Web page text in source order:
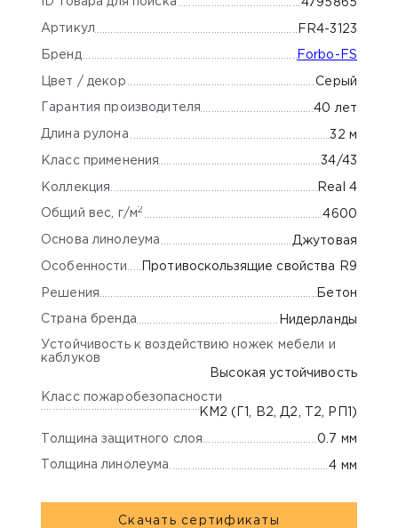
ID товара для поиска 4795865
Артикул FR4-3123
Бренд Forbo-FS
Цвет / декор Серый
Гарантия производителя 40 лет
Длина рулона 32 м
Класс применения 34/43
Коллекция Real 4
Общий вес, г/м 2 4600
Основа линолеума Джутовая
Особенности Противоскользящие свойства R9
Решения Бетон
Страна бренда Нидерланды
Устойчивость к воздействию ножек мебели и
каблуков
Высокая устойчивость
Класс пожаробезопасности
КМ2 (Г1, В2, Д2, Т2, РП1)
Толщина защитного слоя 0.7 мм
Толщина линолеума 4 мм
Скачать сертификаты